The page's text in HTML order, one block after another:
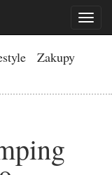
Toggle
Zakupy